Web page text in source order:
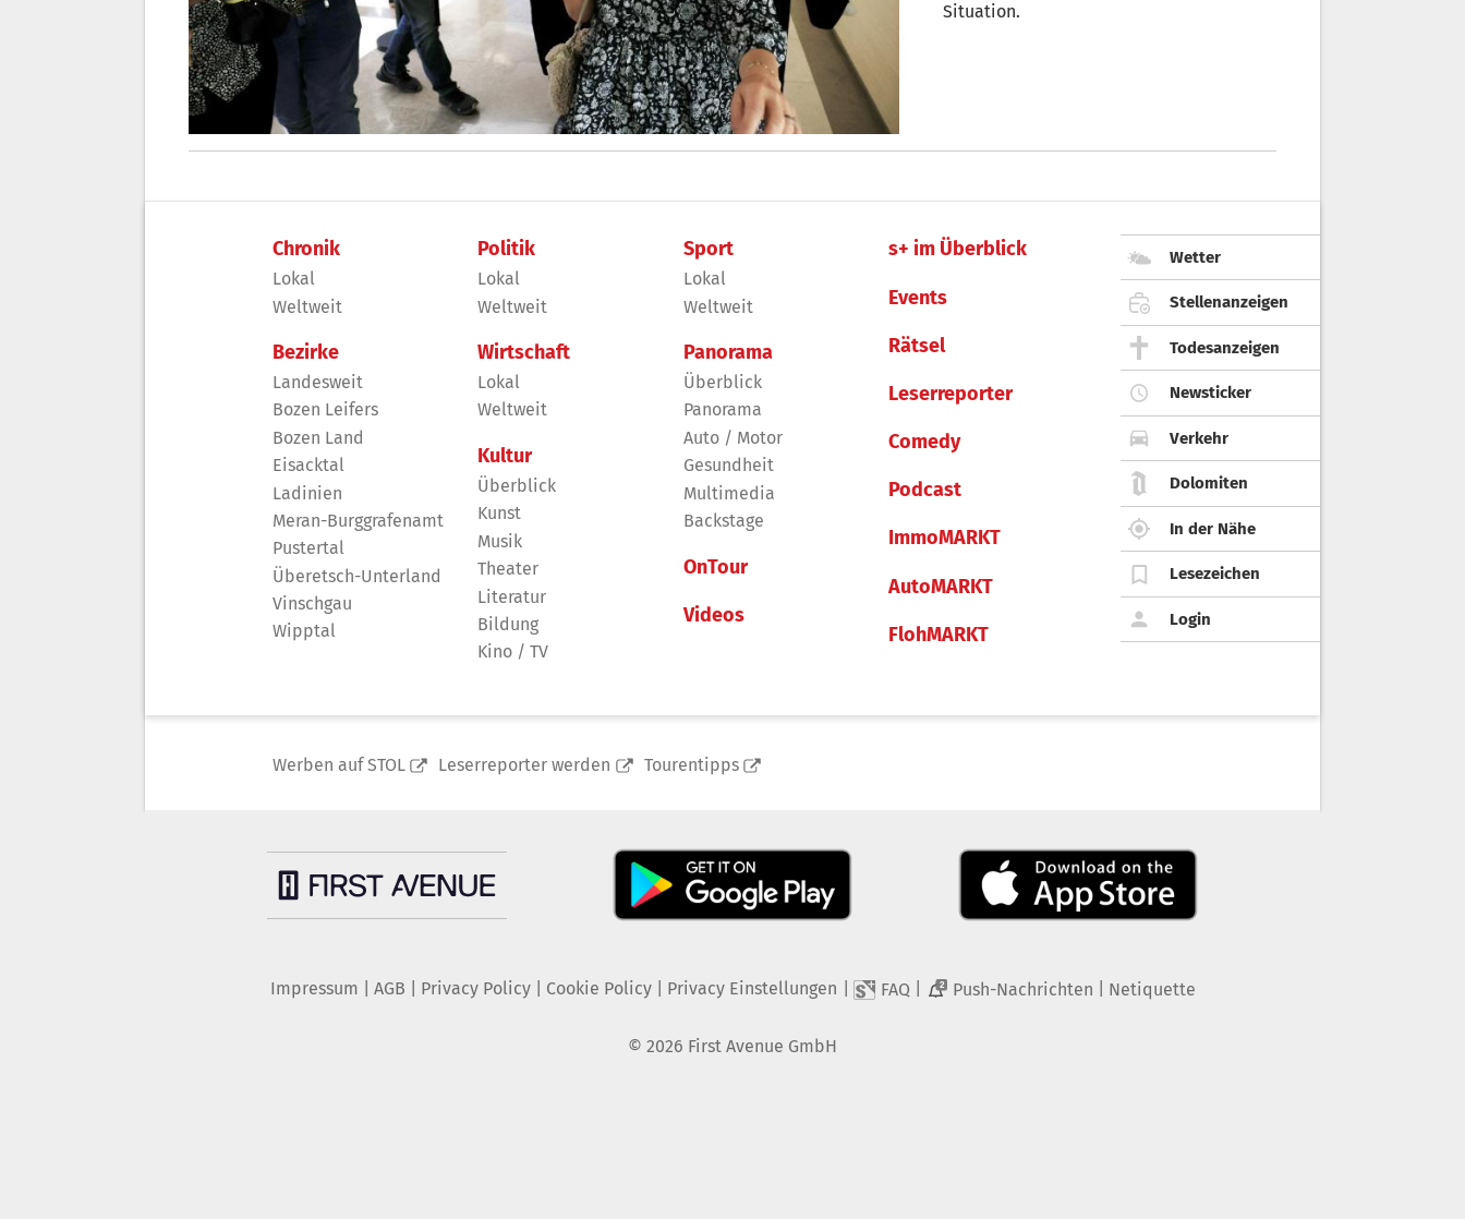
Situation.
Chronik
Lokal
Weltweit
Bezirke
Landesweit
Bozen Leifers
Bozen Land
Eisacktal
Ladinien
Meran-Burggrafenamt
Pustertal
Überetsch-Unterland
Vinschgau
Wipptal
Politik
Lokal
Weltweit
Wirtschaft
Lokal
Weltweit
Kultur
Überblick
Kunst
Musik
Theater
Literatur
Bildung
Kino / TV
Sport
Lokal
Weltweit
Panorama
Überblick
Panorama
Auto / Motor
Gesundheit
Multimedia
Backstage
OnTour
Videos
s+ im Überblick
Events
Rätsel
Leserreporter
Comedy
Podcast
ImmoMARKT
AutoMARKT
FlohMARKT
Wetter
Stellenanzeigen
Todesanzeigen
Newsticker
Verkehr
Dolomiten
In der Nähe
Lesezeichen
Login
Werben auf STOL Leserreporter werden Tourentipps
Impressum AGB Privacy Policy| Cookie Policy| Privacy Einstellungen FAQ 2 Push-Nachrichten Netiquette
© 2026 First Avenue GmbH